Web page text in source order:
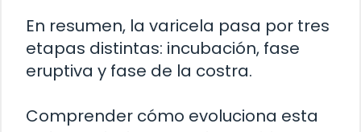
En resumen, la varicela pasa por tres
etapas distintas: incubación, fase
eruptiva y fase de la costra.
Comprender cómo evoluciona esta